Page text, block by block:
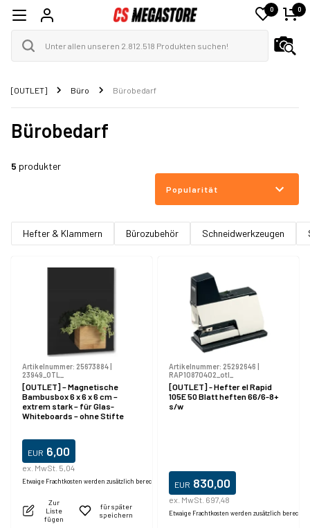
0 0
[OUTLET] Büro Bürobedarf
Bürobedarf
5 produkter
Popularität
Hefter & Klammern Bürozubehör Schneidwerkzeugen
Artikelnummer: 25673884|
23949_OTL_
[OUTLET] – Magnetische
Bambusbox 6 x 6 x 6 cm –
extrem stark – für Glas-
Whiteboards – ohne Stifte
EUR 6,00
ex. MwSt. 5,04
Etwaige Frachtkosten werden zusätzlich berechnet.
Zur
Liste
fügen
für später
speichern
Artikelnummer: 25292646 |
RAP10870402_otl_
[OUTLET] - Hefter el Rapid
105E 50 Blatt heften 66/6-8+
s/w
EUR 830,00
ex. MwSt. 697,48
Etwaige Frachtkosten werden zusätzlich